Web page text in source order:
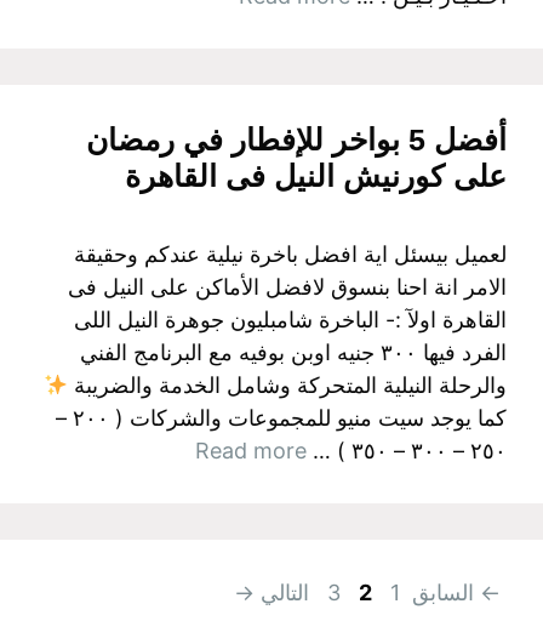
أفضل 5 بواخر للإفطار في رمضان
على كورنيش النيل فى القاهرة
لعميل بيسئل اية افضل باخرة نيلية عندكم وحقيقة
الامر انة احنا بنسوق لافضل الأماكن على النيل فى
القاهرة اولآ :- الباخرة شامبليون جوهرة النيل اللى
الفرد فيها ٣٠٠ جنيه اوبن بوفيه مع البرنامج الفني
والرحلة النيلية المتحركة وشامل الخدمة والضريبة
كما يوجد سيت منيو للمجموعات والشركات ( ٢٠٠ –
٢٥٠ – ٣٠٠ – ٣٥٠ ) …
Read more
← السابق Page
1
Page
2
Page
3 التالي →